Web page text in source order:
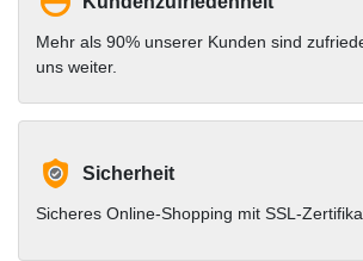
Mehr als 90% unserer Kunden sind
uns weiter.
Sicherheit
Sicheres Online-Shopping mit SSL-